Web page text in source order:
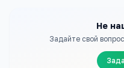
Не
Задайте свой